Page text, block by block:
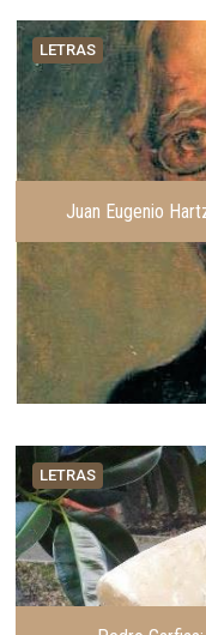
LETRAS
Juan Eugenio
LETRAS